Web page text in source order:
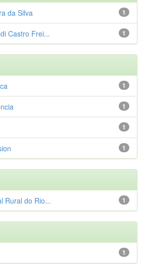
1
da Silva
1
Castro Frei...
1
1
1
1
1
Rural do Rio...
1